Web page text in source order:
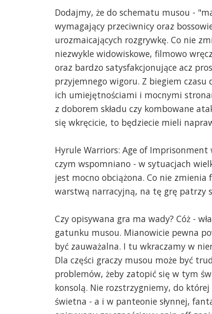
Dodajmy, że do schematu musou -
wymagający przeciwnicy oraz
urozmaicających rozgrywkę. Co nie
niezwykle widowiskowe, filmowo
oraz bardzo satysfakcjonujące acz
przyjemnego wigoru. Z biegiem
ich umiejętnościami i mocnymi
z doborem składu czy kombowane
się wkręcicie, to będziecie mieli
Hyrule Warriors: Age of Imprisonment
czym wspomniano - w sytuacjach
jest mocno obciążona. Co nie
warstwą narracyjną, na tę grę patrzy
Czy opisywana gra ma wady? Cóż -
gatunku musou. Mianowicie pewna
być zauważalna. I tu wkraczamy w
Dla części graczy musou może być
problemów, żeby zatopić się w tym
konsolą. Nie rozstrzygniemy, do
świetna - a i w panteonie słynnej,